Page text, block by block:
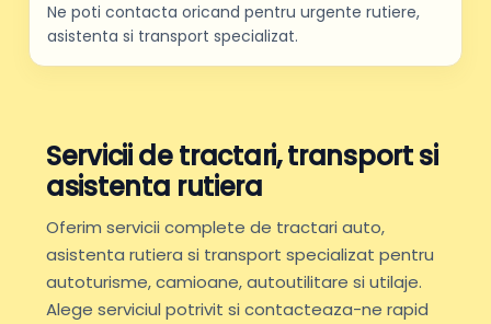
Ne poti contacta oricand pentru urgente rutiere,
asistenta si transport specializat.
Servicii de tractari, transport si
asistenta rutiera
Oferim servicii complete de tractari auto,
asistenta rutiera si transport specializat pentru
autoturisme, camioane, autoutilitare si utilaje.
Alege serviciul potrivit si contacteaza-ne rapid